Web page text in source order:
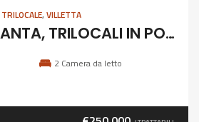
TRILOCALE,VILLETTA
7V – LA MAZZANTA, TRILOCALI IN POSIZIONE ESCLUSIVA
2 Camera da letto